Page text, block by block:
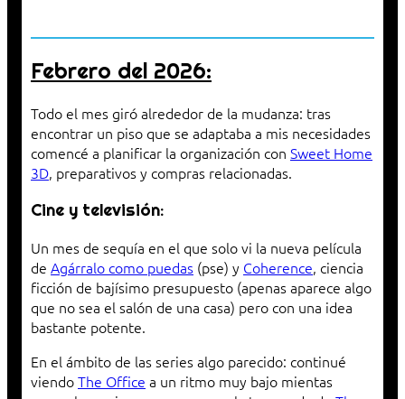
Febrero del 2026:
Todo el mes giró alrededor de la mudanza: tras
encontrar un piso que se adaptaba a mis necesidades
comencé a planificar la organización con Sweet Home
3D, preparativos y compras relacionadas.
Cine y televisión:
Un mes de sequía en el que solo vi la nueva película
de Agárralo como puedas (pse) y Coherence, ciencia
ficción de bajísimo presupuesto (apenas aparece algo
que no sea el salón de una casa) pero con una idea
bastante potente.
En el ámbito de las series algo parecido: continué
viendoThe Office a un ritmo muy bajo mientas